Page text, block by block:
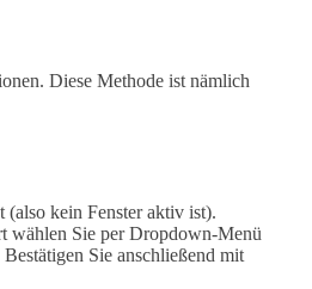
Diese Methode ist nämlich
(also kein Fenster aktiv ist).
wählen Sie per Dropdown-Menü
Bestätigen Sie anschließend mit